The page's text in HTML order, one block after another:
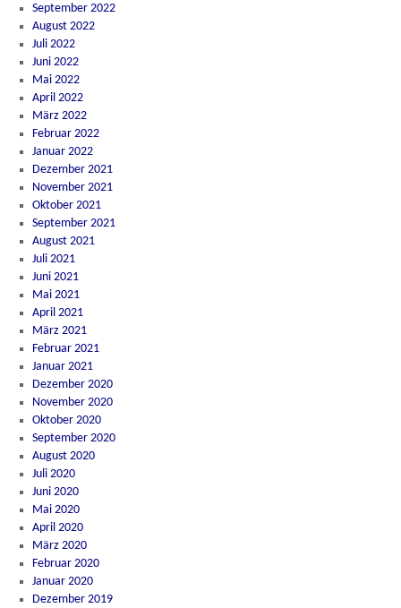
September 2022
August 2022
Juli 2022
Juni 2022
Mai 2022
April 2022
März 2022
Februar 2022
Januar 2022
Dezember 2021
November 2021
Oktober 2021
September 2021
August 2021
Juli 2021
Juni 2021
Mai 2021
April 2021
März 2021
Februar 2021
Januar 2021
Dezember 2020
November 2020
Oktober 2020
September 2020
August 2020
Juli 2020
Juni 2020
Mai 2020
April 2020
März 2020
Februar 2020
Januar 2020
Dezember 2019